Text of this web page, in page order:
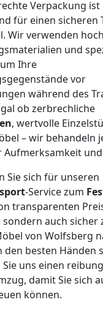
Verpackung ist
für einen sicheren
Wir verwenden
und
Ihre
vor
während des
ob zerbrechliche
, wertvolle
– wir behandeln
Sie sich für unseren
-Service zum
transparenten
auch sicher
von Wolfsberg
den besten Händen
Sie uns einen
damit Sie sich
können.